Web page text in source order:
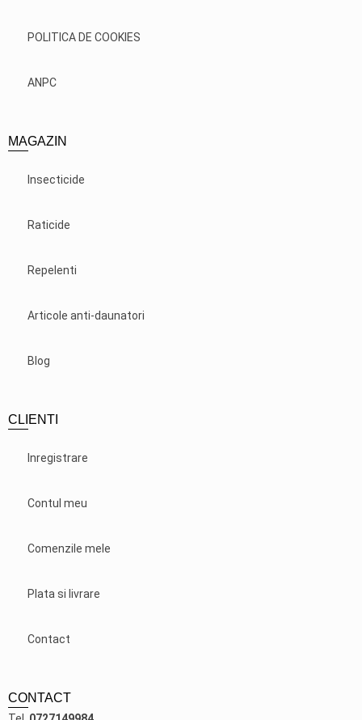
POLITICA DE COOKIES
ANPC
MAGAZIN
Insecticide
Raticide
Repelenti
Articole anti-daunatori
Blog
CLIENTI
Inregistrare
Contul meu
Comenzile mele
Plata si livrare
Contact
CONTACT